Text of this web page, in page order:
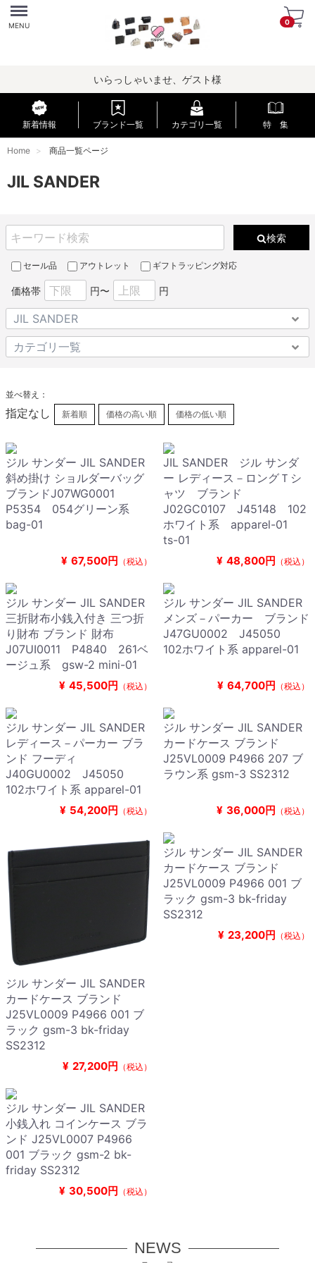
Menu
MENU 0
いらっしゃいませ、ゲスト様
新着情報 ブランド一覧 カテゴリ一覧 特 集
Home 商品一覧ページ
JIL SANDER
検索
セール品 アウトレット ギフトラッピング対応
価格帯 円〜 円
並べ替え：
指定なし 新着順 価格の高い順 価格の低い順
ジル サンダー JIL SANDER
斜め掛け ショルダーバッグ
ブランドJ07WG0001
P5354 054グリーン系
bag-01
¥ 67,500円 （税込）
JIL SANDER ジル サンダ
ー レディース－ロングＴシ
ャツ ブランド
J02GC0107 J45148 102
ホワイト系 apparel-01
ts-01
¥ 48,800円 （税込）
ジル サンダー JIL SANDER
三折財布小銭入付き 三つ折
り財布 ブランド 財布
J07UI0011 P4840 261ベ
ージュ系 gsw-2 mini-01
¥ 45,500円 （税込）
ジル サンダー JIL SANDER
メンズ－パーカー ブランド
J47GU0002 J45050
102ホワイト系 apparel-01
¥ 64,700円 （税込）
ジル サンダー JIL SANDER
レディース－パーカー ブラ
ンド フーディ
J40GU0002 J45050
102ホワイト系 apparel-01
¥ 54,200円 （税込）
ジル サンダー JIL SANDER
カードケース ブランド
J25VL0009 P4966 207 ブ
ラウン系 gsm-3 SS2312
¥ 36,000円 （税込）
ジル サンダー JIL SANDER
カードケース ブランド
J25VL0009 P4966 001 ブ
ラック gsm-3 bk-friday
SS2312
¥ 27,200円 （税込）
ジル サンダー JIL SANDER
カードケース ブランド
J25VL0009 P4966 001 ブ
ラック gsm-3 bk-friday
SS2312
¥ 23,200円 （税込）
ジル サンダー JIL SANDER
小銭入れ コインケース ブラ
ンド J25VL0007 P4966
001 ブラック gsm-2 bk-
friday SS2312
¥ 30,500円 （税込）
NEWS